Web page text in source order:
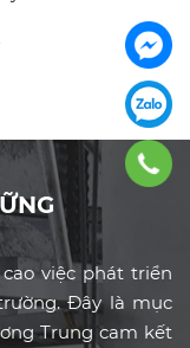
việc phát triển
Đây là mục
Trung cam kết